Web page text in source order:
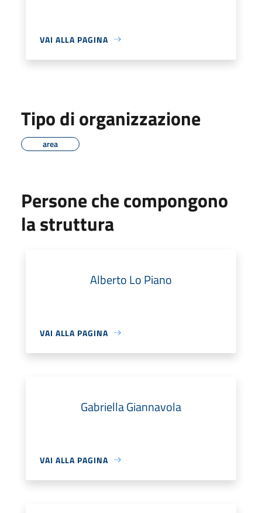
VAI ALLA PAGINA
Tipo di organizzazione
area
Persone che compongono
la struttura
Alberto Lo Piano
VAI ALLA PAGINA
Gabriella Giannavola
VAI ALLA PAGINA